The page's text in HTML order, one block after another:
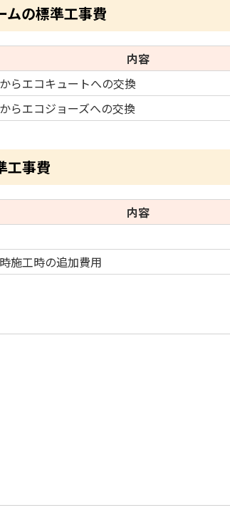
ムの標準工事費
内容
らエコキュートへの交換
らエコジョーズへの交換
工事費
内容
施工時の追加費用